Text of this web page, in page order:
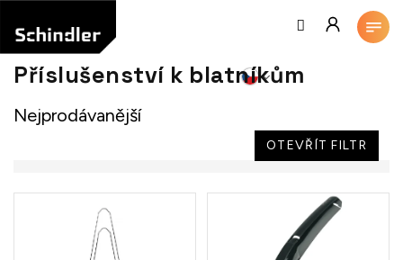
obsah
Příslušenství k blatníkům
Nejprodávanější
OTEVŘÍT FILTR
V